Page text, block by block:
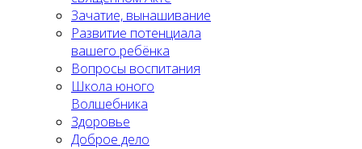
Зачатие, вынашивание
Развитие потенциала
вашего ребёнка
Вопросы воспитания
Школа юного
Волшебника
Здоровье
Доброе дело